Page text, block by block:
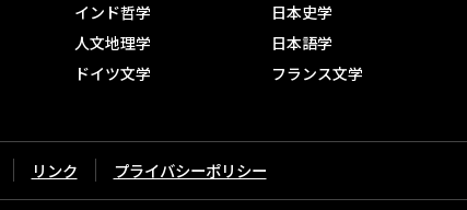
インド哲学 日本史学
人文地理学 日本語学
ドイツ文学 フランス文学
リンク プライバシーポリシー